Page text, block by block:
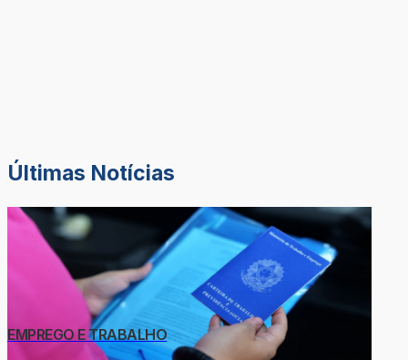
Últimas Notícias
EMPREGO E TRABALHO